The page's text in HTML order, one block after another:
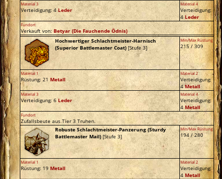
Material 3
Verteidigung: 4Leder
Material 4
Verteidigung:
4Leder
Fundort
Verkauft von:Betyar (Die Fauchende Ödnis)
Hochwertiger Schlachtmeister-Harnisch
(Superior Battlemaster Coat)[Stufe 3]
Min/Max Rüstung
215 / 309
Material 1
Rüstung: 21Metall
Material 2
Verteidigung:
4Metall
Material 3
Verteidigung: 6 Leder
Material 4
Verteidigung:
4Metall
Fundort
Zufallsbeute aus Tier 3 Truhen.
Robuste Schlachtmeister-Panzerung (Sturdy
Battlemaster Mail) [Stufe 3]
Min/Max Rüstung
194 / 280
Material 1
Rüstung: 19Metall
Material 2
Verteidigung:
4 Metall